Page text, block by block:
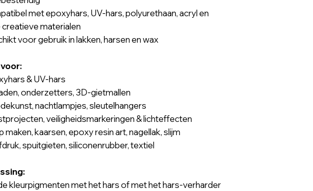
met epoxyhars, UV-hars, polyurethaan, acryl en
creatieve materialen
voor gebruik in lakken, harsen en wax
& UV-hars
onderzetters, 3D-gietmallen
nachtlampjes, sleutelhangers
veiligheidsmarkeringen & lichteffecten
maken, kaarsen, epoxy resin art, nagellak, slijm
spuitgieten, siliconenrubber, textiel
kleurpigmenten met het hars of met het hars-verharder